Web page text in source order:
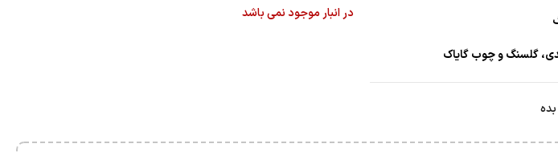
گلسنگ و چوب گایاک
در انبار موجود نمی باشد